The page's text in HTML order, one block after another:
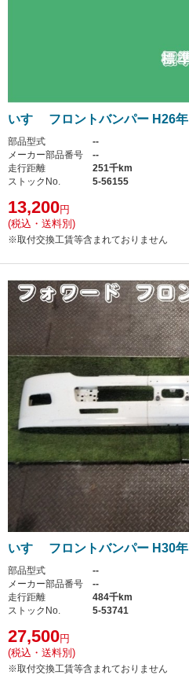
いすゞ フロントバンパー H26年
部品型式
--
メーカー部品番号
--
走行距離
251千km
ストックNo.
5-56155
13,200円
(税込・送料別)
※取付交換工賃等含まれておりません
いすゞ フロントバンパー H30年
部品型式
--
メーカー部品番号
--
走行距離
484千km
ストックNo.
5-53741
27,500円
(税込・送料別)
※取付交換工賃等含まれておりません